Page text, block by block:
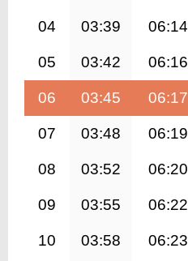
04 03:39 06:14
05 03:42 06:16
06 03:45 06:17
07 03:48 06:19
08 03:52 06:20
09 03:55 06:22
10 03:58 06:23